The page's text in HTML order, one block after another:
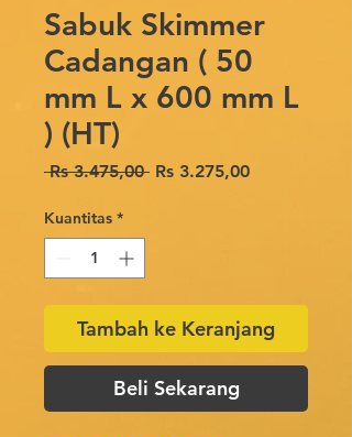
Sabuk Skimmer
Cadangan ( 50
mm L x 600 mm L
) (HT)
Rs 3.475,00 Harga
Rs 3.275,00Harga
Kuantitas *
Tambah ke Keranjang
Beli Sekarang